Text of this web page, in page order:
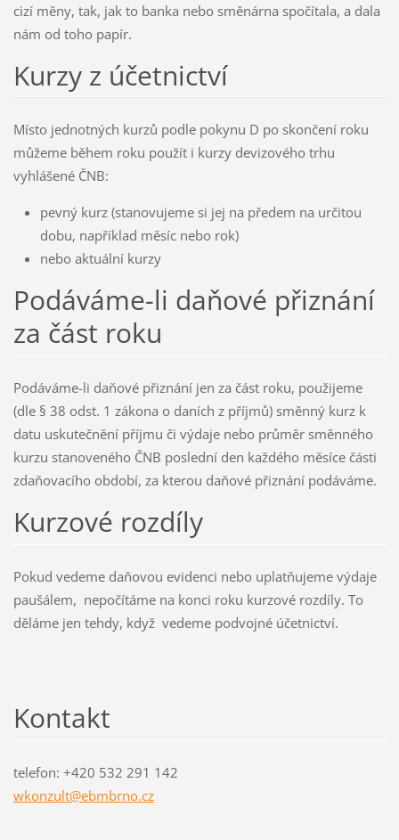
cizí měny, tak, jak to banka nebo směnárna spočítala, a dala
nám od toho papír.
Kurzy z účetnictví
Místo jednotných kurzů podle pokynu D po skončení roku
můžeme během roku použít i kurzy devizového trhu
vyhlášené ČNB:
pevný kurz (stanovujeme si jej na předem na určitou
dobu, například měsíc nebo rok)
nebo aktuální kurzy
Podáváme-li daňové přiznání
za část roku
Podáváme-li daňové přiznání jen za část roku, použijeme
(dle § 38 odst. 1 zákona o daních z příjmů) směnný kurz k
datu uskutečnění příjmu či výdaje nebo průměr směnného
kurzu stanoveného ČNB poslední den každého měsíce části
zdaňovacího období, za kterou daňové přiznání podáváme.
Kurzové rozdíly
Pokud vedeme daňovou evidenci nebo uplatňujeme výdaje
paušálem, nepočítáme na konci roku kurzové rozdíly. To
děláme jen tehdy, když vedeme podvojné účetnictví.
Kontakt
telefon: +420 532 291 142
wkonzult@ebmbrno.cz